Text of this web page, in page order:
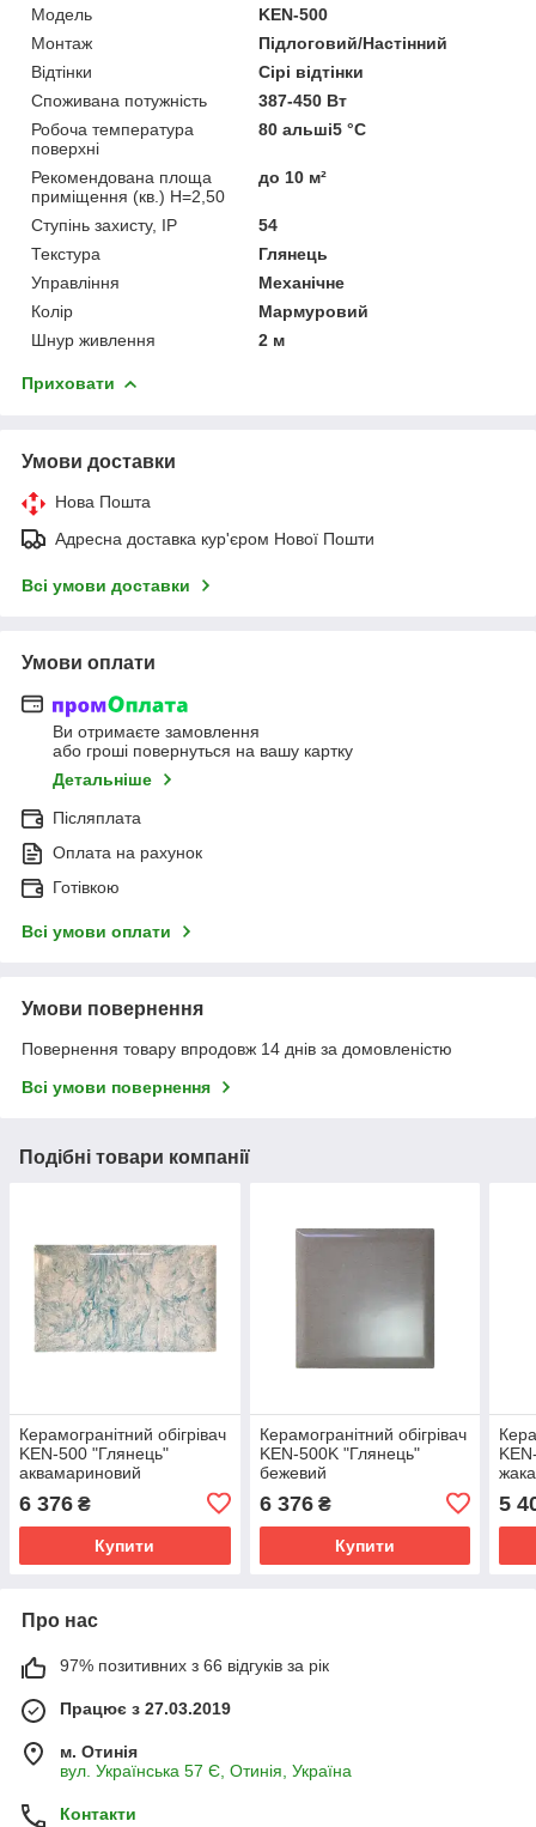
Модель
KEN-500
Монтаж
Підлоговий/Настінний
Відтінки
Сірі відтінки
Споживана потужність
387-450 Вт
Робоча температура
поверхні
80 альші5 °C
Рекомендована площа
приміщення (кв.) H=2,50
до 10 м²
Ступінь захисту, IP
54
Текстура
Глянець
Управління
Механічне
Колір
Мармуровий
Шнур живлення
2 м
Приховати
Умови доставки
Нова Пошта
Адресна доставка кур'єром Нової Пошти
Всі умови доставки
Умови оплати
Ви отримаєте замовлення
або гроші повернуться на вашу картку
Детальніше
Післяплата
Оплата на рахунок
Готівкою
Всі умови оплати
Умови повернення
Повернення товару впродовж 14 днів за домовленістю
Всі умови повернення
Подібні товари компанії
Керамогранітний обігрівач
KEN-500 "Глянець"
аквамариновий
6 376 ₴
Купити
Керамогранітний обігрівач
KEN-500K "Глянець"
бежевий
6 376₴
Купити
5
Про нас
97% позитивних з 66 відгуків за рік
Працює з 27.03.2019
м. Отинія
вул. Українська 57 Є, Отинія, Україна
Контакти